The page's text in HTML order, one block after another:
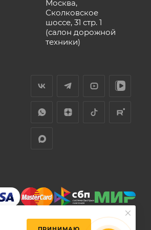
Москва,
Сколковское
шоссе, 31 стр. 1
(салон дорожной
техники)